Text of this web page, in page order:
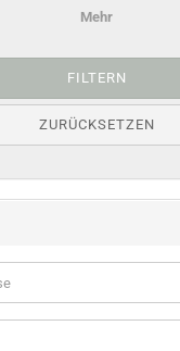
FILTERN
ZURÜCKSETZEN